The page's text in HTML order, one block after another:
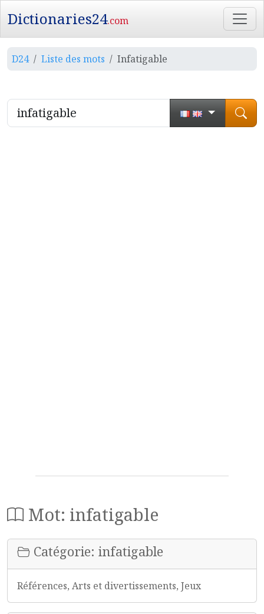
Dictionaries24.com
D24 Liste des mots Infatigable
Mot: infatigable
Catégorie: infatigable
Références, Arts et divertissements, Jeux